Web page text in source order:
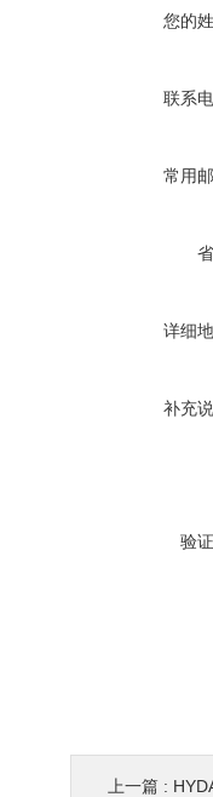
您的
联系
常用
详细
补充
验
上一篇 :